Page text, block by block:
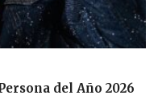
del Año 2026